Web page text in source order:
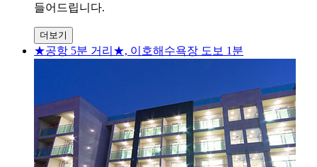
들어드립니다.
더보기
★공항 5분 거리★, 이호해수욕장 도보 1분